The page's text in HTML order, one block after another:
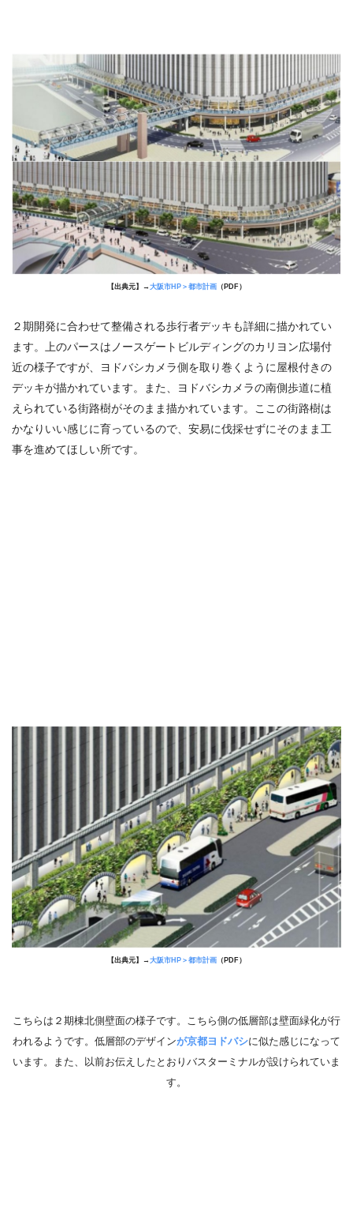
【出典元】→ 大阪市HP＞都市計画 （PDF）
２期開発に合わせて整備される歩行者デッキも詳細に描かれてい
ます。上のパースはノースゲートビルディングのカリヨン広場付
近の様子ですが、ヨドバシカメラ側を取り巻くように屋根付きの
デッキが描かれています。また、ヨドバシカメラの南側歩道に植
えられている街路樹がそのまま描かれています。ここの街路樹は
かなりいい感じに育っているので、安易に伐採せずにそのまま工
事を進めてほしい所です。
【出典元】→ 大阪市HP＞都市計画 （PDF）
こちらは２期棟北側壁面の様子です。こちら側の低層部は壁面緑化が行
われるようです。低層部のデザインが京都ヨドバシに似た感じになって
います。また、以前お伝えしたとおりバスターミナルが設けられていま
す。